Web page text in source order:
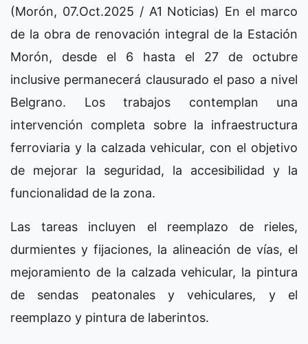
(Morón, 07.Oct.2025 / A1 Noticias) En el marco
de la obra de renovación integral de la Estación
Morón, desde el 6 hasta el 27 de octubre
inclusive permanecerá clausurado el paso a nivel
Belgrano. Los trabajos contemplan una
intervención completa sobre la infraestructura
ferroviaria y la calzada vehicular, con el objetivo
de mejorar la seguridad, la accesibilidad y la
funcionalidad de la zona.
Las tareas incluyen el reemplazo de rieles,
durmientes y fijaciones, la alineación de vías, el
mejoramiento de la calzada vehicular, la pintura
de sendas peatonales y vehiculares, y el
reemplazo y pintura de laberintos.